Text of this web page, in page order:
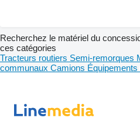
Recherchez le matériel du
ces catégories
Tracteurs routiers Semi-remorques
communaux Camions Équipements